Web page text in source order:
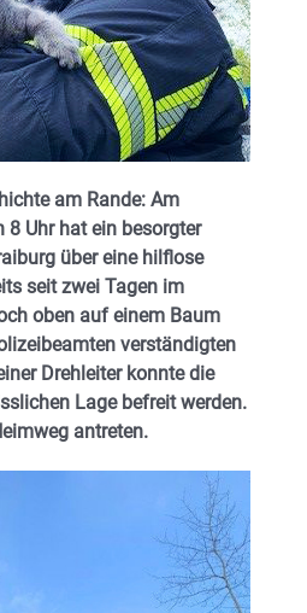
am Rande: Am
Uhr hat ein besorgter
über eine hilflose
seit zwei Tagen im
oben auf einem Baum
verständigten
Drehleiter konnte die
Lage befreit werden.
antreten.